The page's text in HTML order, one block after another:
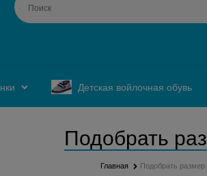
Детская войлочная обувь
Подобрать
Главная Подобрать размер